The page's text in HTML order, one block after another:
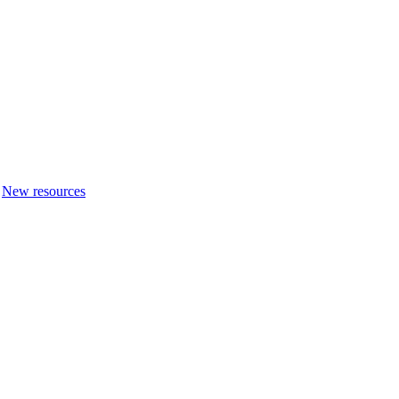
New resources